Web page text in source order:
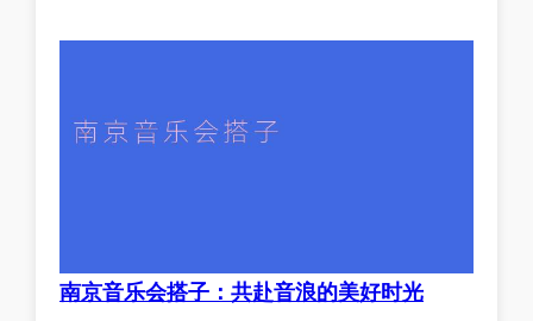
南京音乐会搭子：共赴音浪的美好时光